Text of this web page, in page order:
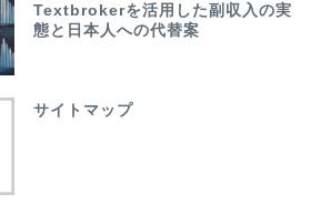
Textbrokerを活用した副収入の実
態と日本人への代替案
サイトマップ